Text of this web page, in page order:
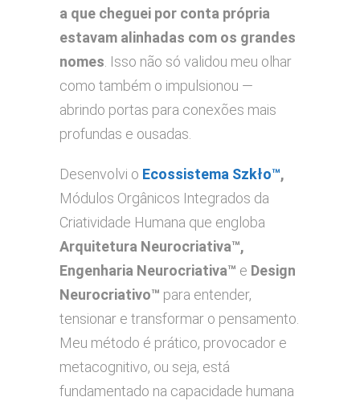
a que cheguei por conta própria
estavam alinhadas com os grandes
nomes. Isso não só validou meu olhar
como também o impulsionou —
abrindo portas para conexões mais
profundas e ousadas.
Desenvolvi o Ecossistema Szkło™,
Módulos Orgânicos Integrados da
Criatividade Humana que engloba
Arquitetura Neurocriativa™,
Engenharia Neurocriativa™ e Design
Neurocriativo™ para entender,
tensionar e transformar o pensamento.
Meu método é prático, provocador e
metacognitivo, ou seja, está
fundamentado na capacidade humana